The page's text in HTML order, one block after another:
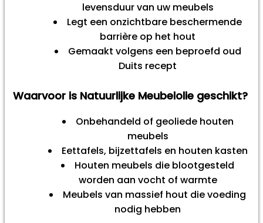
levensduur van uw meubels
Legt een onzichtbare beschermende
barrière op het hout
Gemaakt volgens een beproefd oud
Duits recept
Waarvoor is Natuurlijke Meubelolie geschikt?
Onbehandeld of geoliede houten
meubels
Eettafels, bijzettafels en houten kasten
Houten meubels die blootgesteld
worden aan vocht of warmte
Meubels van massief hout die voeding
nodig hebben